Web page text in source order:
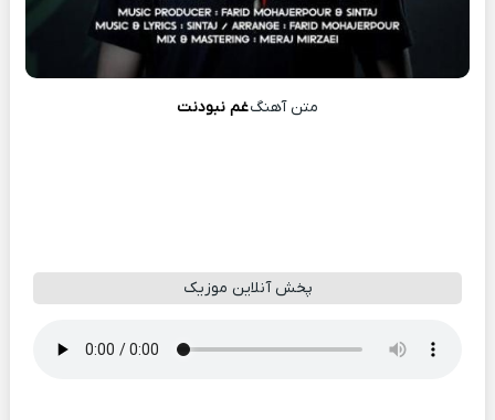
متن آهنگغم نبودنت
پخش آنلاین موزیک